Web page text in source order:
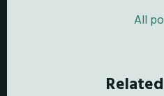
All